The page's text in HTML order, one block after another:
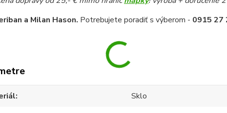
a Milan Hason. Potrebujete poradiť s výberom - 0915 27
Sklo